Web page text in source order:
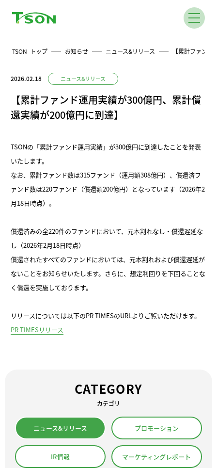
TSON トップ お知らせ ニュース&リリース 【累計ファン
2026.02.18 ニュース&リリース
【累計ファンド運用実績が300億円、累計償
還実績が200億円に到達】
TSONの「累計ファンド運用実績」が300億円に到達したことを発表
いたします。
なお、累計ファンド数は315ファンド（運用額308億円）、償還済フ
ァンド数は220ファンド（償還額200億円）となっています（2026年2
月18日時点）。
償還済みの全220件のファンドにおいて、元本割れなし・償還遅延な
し（2026年2月18日時点）
償還されたすべてのファンドにおいては、元本割れおよび償還遅延が
ないことをお知らせいたします。さらに、想定利回りを下回ることな
く償還を実施しております。
リリースについては以下のPR TIMESのURLよりご覧いただけます。
PR TIMESリリース
CATEGORY
カテゴリ
ニュース&リリース プロモーション
IR情報 マーケティングレポート